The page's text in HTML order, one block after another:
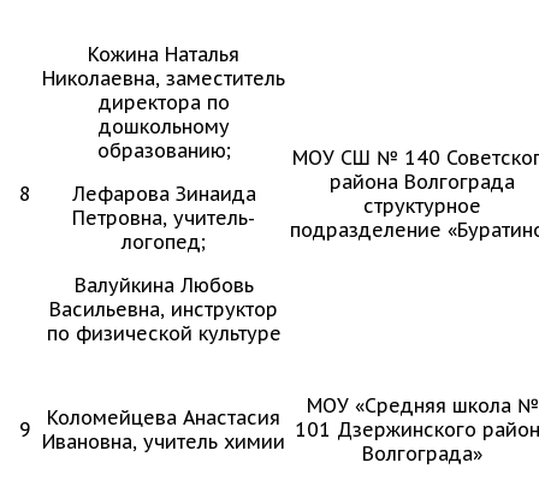
8
Кожина Наталья
Николаевна, заместитель
директора по
дошкольному
образованию;
Лефарова Зинаида
Петровна, учитель-
логопед;
Валуйкина Любовь
Васильевна, инструктор
по физической культуре
МОУ СШ № 140
района Волгограда
структурное
подразделение
9
Коломейцева Анастасия
Ивановна, учитель химии
МОУ «Средняя школа №
101 Дзержинского
Волгограда»